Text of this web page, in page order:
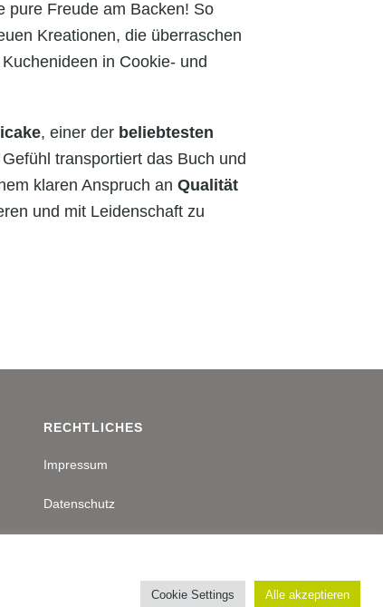
pure Freude am Backen! So
Kreationen, die überraschen
in Cookie- und
, einer der beliebtesten
transportiert das Buch und
klaren Anspruch an Qualität
und mit Leidenschaft zu
RECHTLICHES
Impressum
Datenschutz
Cookie Settings Alle akzeptieren